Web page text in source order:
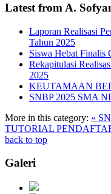
Latest from A.
Laporan Realisasi
Tahun 2025
Siswa Hebat Finalis
Rekapitulasi
2025
KEUTAMAAN
SNBP 2025 SMA
More in this category: «
TUTORIAL
back to top
Galeri